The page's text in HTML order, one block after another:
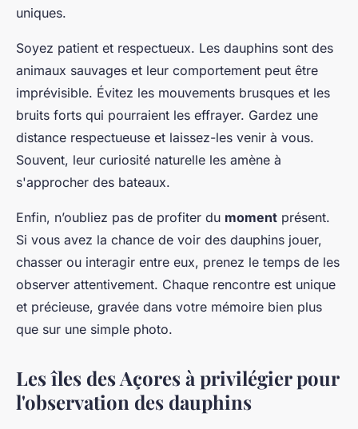
uniques.
Soyez patient et respectueux. Les dauphins sont des
animaux sauvages et leur comportement peut être
imprévisible. Évitez les mouvements brusques et les
bruits forts qui pourraient les effrayer. Gardez une
distance respectueuse et laissez-les venir à vous.
Souvent, leur curiosité naturelle les amène à
s'approcher des bateaux.
Enfin, n’oubliez pas de profiter du moment présent.
Si vous avez la chance de voir des dauphins jouer,
chasser ou interagir entre eux, prenez le temps de les
observer attentivement. Chaque rencontre est unique
et précieuse, gravée dans votre mémoire bien plus
que sur une simple photo.
Les îles des Açores à privilégier pour
l'observation des dauphins